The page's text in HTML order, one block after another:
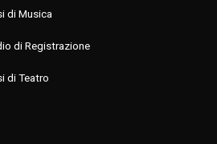
di Musica
di Registrazione
di Teatro